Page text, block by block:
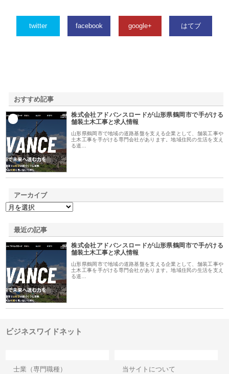
twitter facebook google+ はてブ
おすすめ記事
株式会社アドバンスロードが山形県鶴岡市で手がける
舗装土木工事と求人情報
山形県鶴岡市で地域の道路基盤を支える企業として、舗装工事や
土木工事を手がける専門会社があります。地域住民の生活を支え
る道…
アーカイブ
最近の記事
株式会社アドバンスロードが山形県鶴岡市で手がける
舗装土木工事と求人情報
山形県鶴岡市で地域の道路基盤を支える企業として、舗装工事や
土木工事を手がける専門会社があります。地域住民の生活を支え
る道…
ビジネスワイドネット
士業（専門職種）
当サイトについて